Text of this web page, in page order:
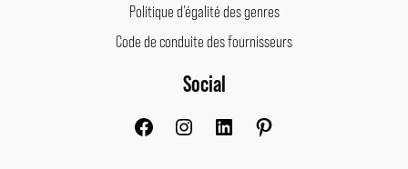
Politique d’égalité des genres
Code de conduite des fournisseurs
Social
FacebookInstagram